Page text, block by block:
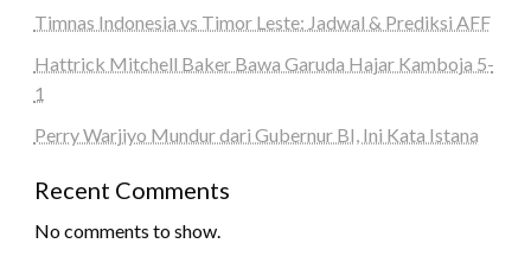
Timnas Indonesia vs Timor Leste: Jadwal & Prediksi AFF
Hattrick Mitchell Baker Bawa Garuda Hajar Kamboja 5-
1
Perry Warjiyo Mundur dari Gubernur BI, Ini Kata Istana
Recent Comments
No comments to show.